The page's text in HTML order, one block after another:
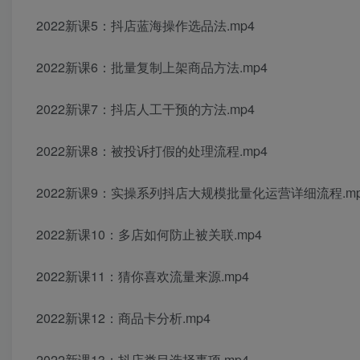
2022新课5：抖店蓝海操作选品法.mp4
2022新课6：批量复制上架商品方法.mp4
2022新课7：抖店人工干预的方法.mp4
2022新课8：被投诉打假的处理流程.mp4
2022新课9：实操系列抖店大规模批量化运营详细流程
2022新课10：多店如何防止被关联.mp4
2022新课11：猜你喜欢流量来源.mp4
2022新课12：商品卡分析.mp4